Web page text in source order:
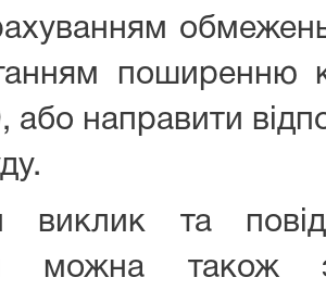
обмежень
поширенню
або направити
виклик та
можна також